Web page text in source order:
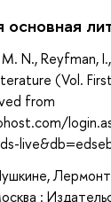
N., Reyfman,
(Vol.
from
: